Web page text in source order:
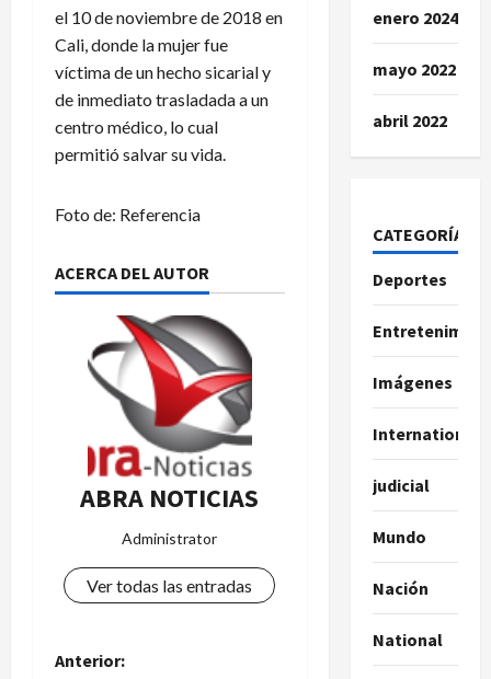
el 10 de noviembre de 2018 en
Cali, donde la mujer fue
víctima de un hecho sicarial y
de inmediato trasladada a un
centro médico, lo cual
permitió salvar su vida.
Foto de: Referencia
ACERCA DEL AUTOR
ABRA NOTICIAS
Administrator
Ver todas las entradas
N
Anterior:
enero 2024
mayo 2022
abril 2022
CATEGORÍAS
Deportes
Imágenes
International
judicial
Mundo
Nación
National